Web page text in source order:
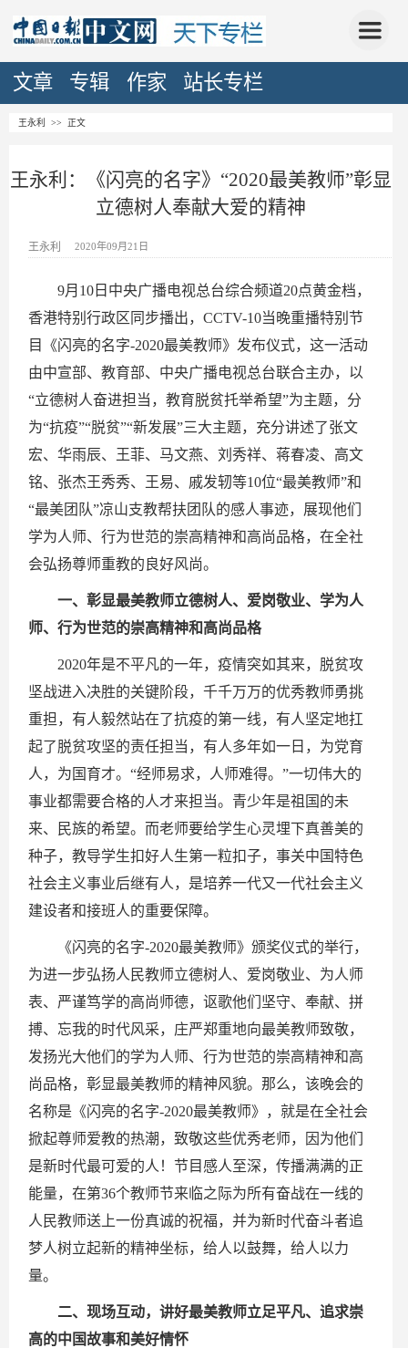
文章 专辑 作家 站长专栏
王永利 >> 正文
王永利：《闪亮的名字》“2020最美教师”彰显
立德树人奉献大爱的精神
王永利 2020年09月21日
9月10日中央广播电视总台综合频道20点黄金档，
香港特别行政区同步播出，CCTV-10当晚重播特别节
目《闪亮的名字-2020最美教师》发布仪式，这一活动
由中宣部、教育部、中央广播电视总台联合主办，以
“立德树人奋进担当，教育脱贫托举希望”为主题，分
为“抗疫”“脱贫”“新发展”三大主题，充分讲述了张文
宏、华雨辰、王菲、马文燕、刘秀祥、蒋春凌、高文
铭、张杰王秀秀、王易、戚发轫等10位“最美教师”和
“最美团队”凉山支教帮扶团队的感人事迹，展现他们
学为人师、行为世范的崇高精神和高尚品格，在全社
会弘扬尊师重教的良好风尚。
一、彰显最美教师立德树人、爱岗敬业、学为人
师、行为世范的崇高精神和高尚品格
2020年是不平凡的一年，疫情突如其来，脱贫攻
坚战进入决胜的关键阶段，千千万万的优秀教师勇挑
重担，有人毅然站在了抗疫的第一线，有人坚定地扛
起了脱贫攻坚的责任担当，有人多年如一日，为党育
人，为国育才。“经师易求，人师难得。”一切伟大的
事业都需要合格的人才来担当。青少年是祖国的未
来、民族的希望。而老师要给学生心灵埋下真善美的
种子，教导学生扣好人生第一粒扣子，事关中国特色
社会主义事业后继有人，是培养一代又一代社会主义
建设者和接班人的重要保障。
《闪亮的名字-2020最美教师》颁奖仪式的举行，
为进一步弘扬人民教师立德树人、爱岗敬业、为人师
表、严谨笃学的高尚师德，讴歌他们坚守、奉献、拼
搏、忘我的时代风采，庄严郑重地向最美教师致敬，
发扬光大他们的学为人师、行为世范的崇高精神和高
尚品格，彰显最美教师的精神风貌。那么，该晚会的
名称是《闪亮的名字-2020最美教师》，就是在全社会
掀起尊师爱教的热潮，致敬这些优秀老师，因为他们
是新时代最可爱的人！节目感人至深，传播满满的正
能量，在第36个教师节来临之际为所有奋战在一线的
人民教师送上一份真诚的祝福，并为新时代奋斗者追
梦人树立起新的精神坐标，给人以鼓舞，给人以力
量。
二、现场互动，讲好最美教师立足平凡、追求崇
高的中国故事和美好情怀